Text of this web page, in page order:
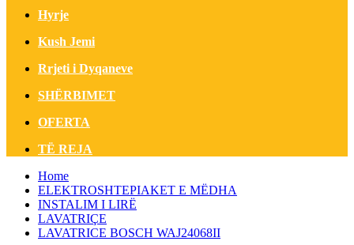
Hyrje
Kush Jemi
Rrjeti i Dyqaneve
SHËRBIMET
OFERTA
TË REJA
Home
ELEKTROSHTEPIAKET E MËDHA
INSTALIM I LIRË
LAVATRIÇE
LAVATRICE BOSCH WAJ24068II